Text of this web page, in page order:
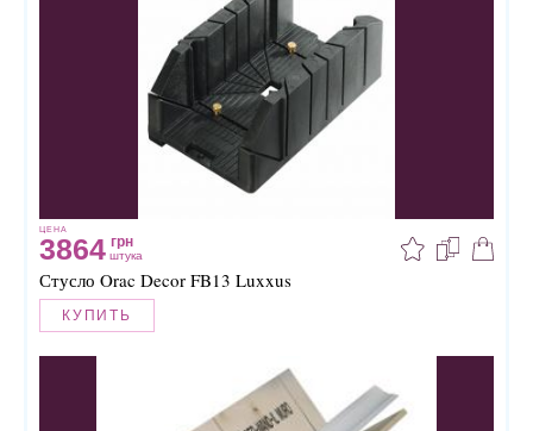
ЦЕНА
3864 грн
штука
Стусло Orac Decor FB13 Luxxus
КУПИТЬ